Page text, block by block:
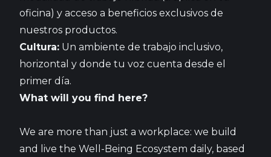
oficina) y acceso a beneficios exclusivos de
nuestros productos.
Cultura: Un ambiente de trabajo inclusivo,
horizontal y donde tu voz cuenta desde el
primer día.
What will you find here?
We are more than just a workplace: we build
and live the Well-Being Ecosystem daily, based